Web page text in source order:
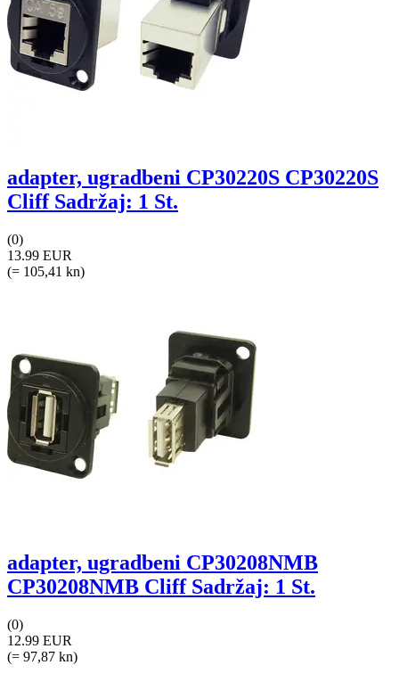
adapter, ugradbeni CP30220S CP30220S
Cliff Sadržaj: 1 St.
(0)
13.99 EUR
(= 105,41 kn)
adapter, ugradbeni CP30208NMB
CP30208NMB Cliff Sadržaj: 1 St.
(0)
12.99 EUR
(= 97,87 kn)